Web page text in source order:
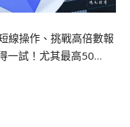
線操作、挑戰高倍數報
一試！尤其最高50…